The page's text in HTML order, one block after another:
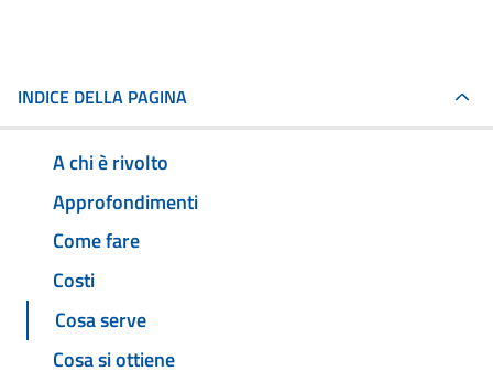
INDICE DELLA PAGINA
A chi è rivolto
Approfondimenti
Come fare
Costi
Cosa serve
Cosa si ottiene